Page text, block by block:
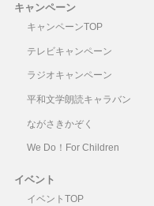
キャンペーン
キャンペーンTOP
テレビキャンペーン
ラジオキャンペーン
平和文学朗読キャラバン
ながさきかぞく
We Do！For Children
イベント
イベントTOP